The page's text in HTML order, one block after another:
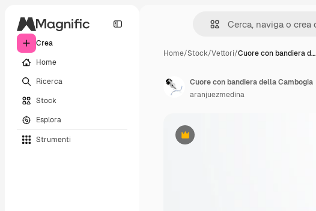
Crea
Home
Ricerca
Stock
Esplora
Strumenti
Home/Stock/Vettori/Cuore con bandiera d…
Premium
Cuore con bandiera della Cambogia
aranjuezmedina